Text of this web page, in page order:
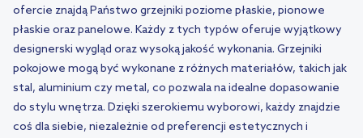
ofercie znajdą Państwo grzejniki poziome płaskie, pionowe
płaskie oraz panelowe. Każdy z tych typów oferuje wyjątkowy
designerski wygląd oraz wysoką jakość wykonania. Grzejniki
pokojowe mogą być wykonane z różnych materiałów, takich jak
stal, aluminium czy metal, co pozwala na idealne dopasowanie
do stylu wnętrza. Dzięki szerokiemu wyborowi, każdy znajdzie
coś dla siebie, niezależnie od preferencji estetycznych i